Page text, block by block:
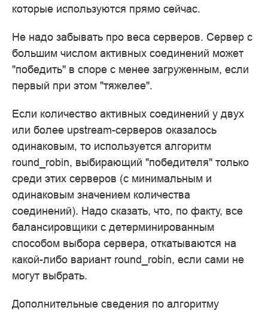
которые используются прямо сейчас.
Не надо забывать про веса серверов. Сервер с
большим числом активных соединений может
"победить" в споре с менее загруженным, если
первый при этом "тяжелее".
Если количество активных соединений у двух
или более upstream-серверов оказалось
одинаковым, то используется алгоритм
round_robin, выбирающий "победителя" только
среди этих серверов (с минимальным и
одинаковым значением количества
соединений). Надо сказать, что, по факту, все
балансировщики с детерминированным
способом выбора сервера, откатываются на
какой-либо вариант round_robin, если сами не
могут выбрать.
Дополнительные сведения по алгоритму